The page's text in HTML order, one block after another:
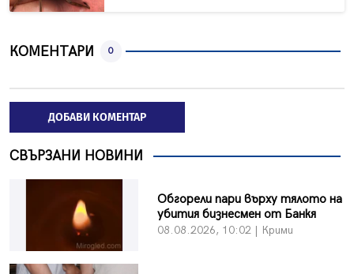
КОМЕНТАРИ 0
ДОБАВИ КОМЕНТАР
СВЪРЗАНИ НОВИНИ
Обгорели пари върху тялото на
убития бизнесмен от Банкя
08.08.2026, 10:02 | Крими